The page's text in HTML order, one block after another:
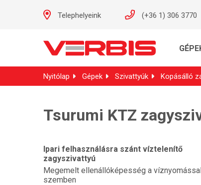
Telephelyeink (+36 1) 306 3770
Nyitólap Gépek Szivattyúk Kopásálló
Tsurumi KTZ
Ipari felhasználásra szánt víztelenítő
zagyszivattyú
Megemelt ellenállóképesség a
szemben